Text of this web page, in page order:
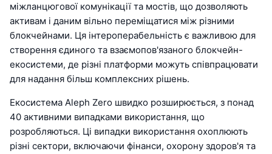
міжланцюгової комунікації та мостів, що дозволяють
активам і даним вільно переміщатися між різними
блокчейнами. Ця інтероперабельність є важливою для
створення єдиного та взаємопов'язаного блокчейн-
екосистеми, де різні платформи можуть співпрацювати
для надання більш комплексних рішень.
Екосистема Aleph Zero швидко розширюється, з понад
40 активними випадками використання, що
розробляються. Ці випадки використання охоплюють
різні сектори, включаючи фінанси, охорону здоров'я та